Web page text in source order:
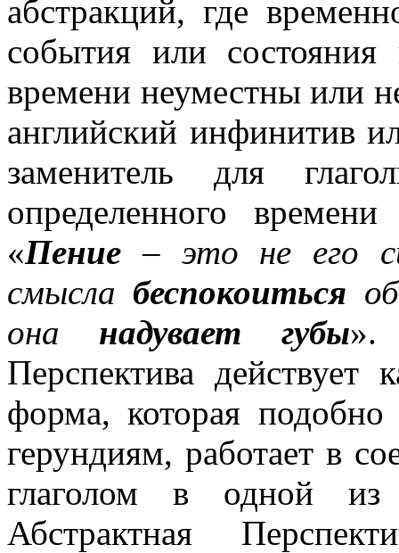
абстракций, где
события или
времени неуместны или
английский инфинитив
заменитель для
определенного
«Пение – это не его
смысла беспокоиться
она надувает губы».
Перспектива действует
форма, которая
герундиям, работает в
глаголом в одной из
Абстрактная